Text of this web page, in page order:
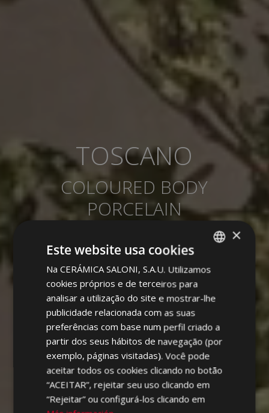
TOSCANO
COLOURED BODY
PORCELAIN
SPANISH
ENGLISH
GERMAN
PORTUGUESE
×
Este website usa cookies
Na CERÁMICA SALONI, S.A.U. Utilizamos
cookies próprios e de terceiros para
analisar a utilização do site e mostrar-lhe
publicidade relacionada com as suas
preferências com base num perfil criado a
partir dos seus hábitos de navegação (por
exemplo, páginas visitadas). Você pode
aceitar todos os cookies clicando no botão
“ACEITAR”, rejeitar seu uso clicando em
“Rejeitar” ou configurá-los clicando em